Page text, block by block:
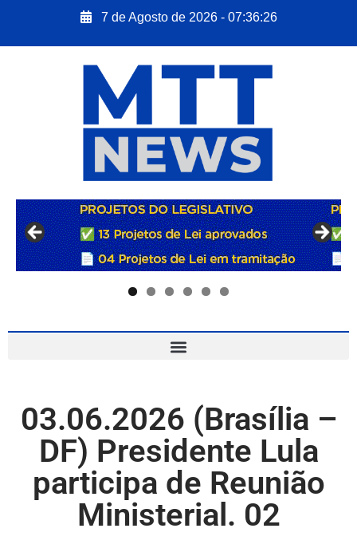
7 de Agosto de 2026 - 07:36:27
03.06.2026 (Brasília –
DF) Presidente Lula
participa de Reunião
Ministerial. 02